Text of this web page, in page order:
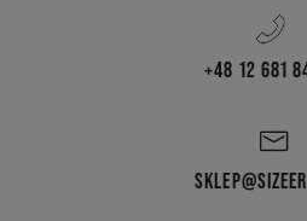
+48 12 681